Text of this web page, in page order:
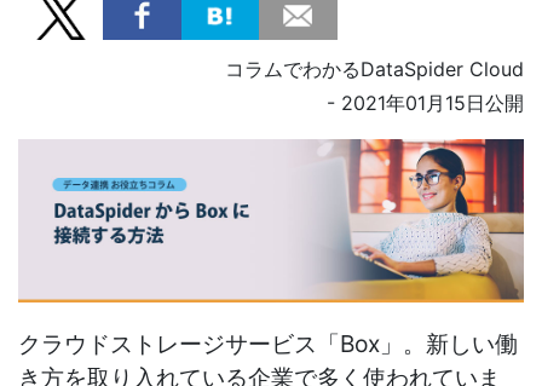
コラムでわかるDataSpider Cloud
- 2021年01月15日公開
クラウドストレージサービス「Box」。新しい働
き方を取り入れている企業で多く使われていま